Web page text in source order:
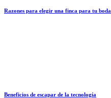
Razones para elegir una finca para tu boda
Beneficios de escapar de la tecnología